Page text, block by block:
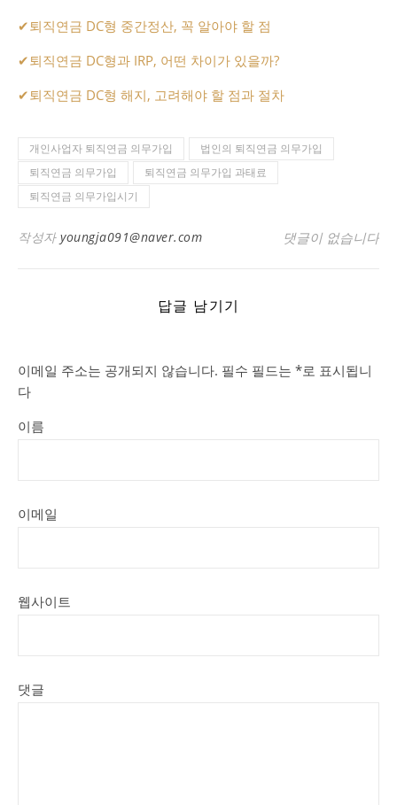
✔퇴직연금 DC형 중간정산, 꼭 알아야 할 점
✔퇴직연금 DC형과 IRP, 어떤 차이가 있을까?
✔퇴직연금 DC형 해지, 고려해야 할 점과 절차
개인사업자 퇴직연금 의무가입
법인의 퇴직연금 의무가입
퇴직연금 의무가입
퇴직연금 의무가입 과태료
퇴직연금 의무가입시기
작성자 youngja091@naver.com 댓글이 없습니다
답글 남기기
이메일 주소는 공개되지 않습니다. 필수 필드는 *로 표시됩니
다
이름
이메일
웹사이트
댓글